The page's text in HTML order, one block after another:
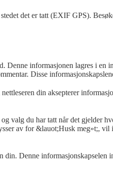
det er tatt (EXIF GPS).
Denne informasjonen lagres i en
Disse
din aksepterer
valg du har tatt når det gjelder
av for &lauot;Husk meg»t;,
Denne informasjonskapselen